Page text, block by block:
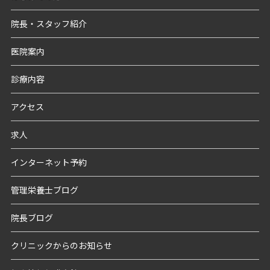
院長・スタッフ紹介
医院案内
診療内容
アクセス
求人
インターネット予約
管理栄養士ブログ
院長ブログ
クリニックからのお知らせ